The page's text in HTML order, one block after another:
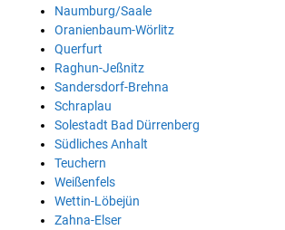
Naumburg/Saale
Oranienbaum-Wörlitz
Querfurt
Raghun-Jeßnitz
Sandersdorf-Brehna
Schraplau
Solestadt Bad Dürrenberg
Südliches Anhalt
Teuchern
Weißenfels
Wettin-Löbejün
Zahna-Elser